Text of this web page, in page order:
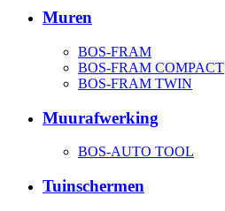
Muren
BOS-FRAM
BOS-FRAM COMPACT
BOS-FRAM TWIN
Muurafwerking
BOS-AUTO TOOL
Tuinschermen